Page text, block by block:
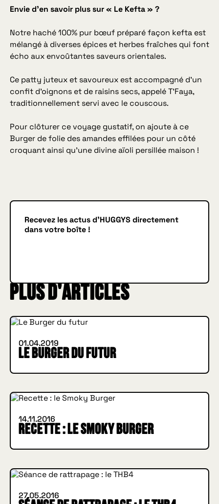
Envie d’en savoir plus sur « Le Kefta » ?
Notre haché 100% pur bœuf préparé façon kefta est
mélangé à diverses épices et herbes fraîches qui font
écho aux envoûtantes saveurs orientales.
Ce patty juteux et savoureux est accompagné d’un
confit d’oignons et de raisins secs, appelé T’Faya,
traditionnellement servi avec le couscous.
Pour clôturer ce voyage gustatif, on ajoute à ce
Burger de folie des amandes effilées pour un côté
croquant ainsi qu’une divine aïoli persillée maison !
Recevez les actus d'HUGGYS directement
dans votre boîte !
Plus d'articles
IN BURGER WE TRUST
01.04.2019
Le Burger du futur
IN BURGER WE TRUST
14.11.2016
Recette : le Smoky Burger
27.05.2016